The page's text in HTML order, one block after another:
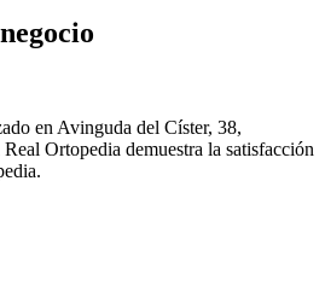
en Avinguda del Císter, 38,
Ortopedia demuestra la satisfacción